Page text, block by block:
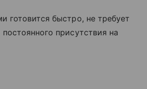
готовится быстро, не требует
присутствия на